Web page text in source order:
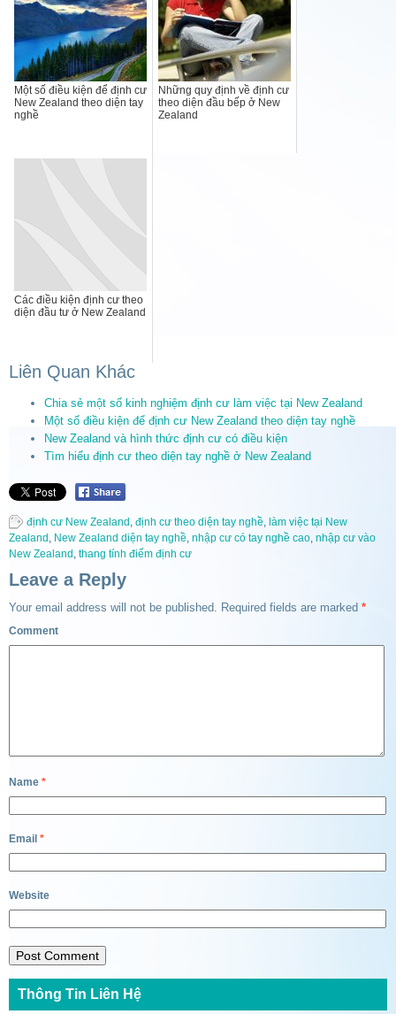
Một số điều kiện để định cư
New Zealand theo diện tay
nghề
Những quy định về định cư
theo diện đầu bếp ở New
Zealand
Các điều kiện định cư theo
diện đầu tư ở New Zealand
Liên Quan Khác
Chia sẻ một số kinh nghiệm định cư làm việc tại New Zealand
Một số điều kiện để định cư New Zealand theo diện tay nghề
New Zealand và hình thức định cư có điều kiện
Tìm hiểu định cư theo diện tay nghề ở New Zealand
định cư New Zealand , định cư theo diện tay nghề, làm việc tại New
Zealand , New Zealand diện tay nghề, nhập cư có tay nghề cao, nhập cư vào
New Zealand , thang tính điểm định cư
Leave a Reply
Your email address will not be published. Required fields are marked *
Comment
Name *
Email *
Website
Thông Tin Liên Hệ